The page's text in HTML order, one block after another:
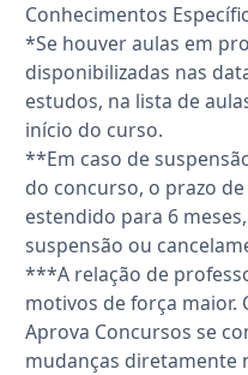
Conhecimentos
*Se houver aulas em
disponibilizadas nas
estudos, na lista de
início do curso.
**Em caso de
do concurso, o prazo
estendido para 6
suspensão ou
***A relação de
motivos de força maior.
Aprova Concursos se
mudanças diretamente